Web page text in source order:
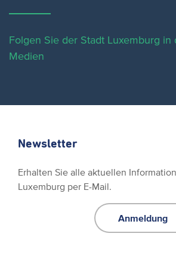
Folgen Sie der Stadt Luxemburg in
Medien
Newsletter
Erhalten Sie alle aktuellen
Luxemburg per E-Mail.
Anmeldung